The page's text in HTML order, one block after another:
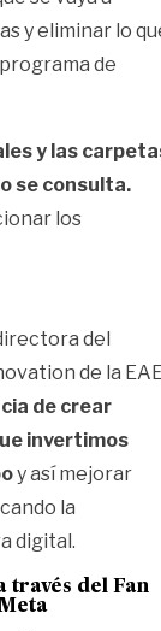
y eliminar lo
de
y las
se consulta.
los
del
de la
de crear
invertimos
y así mejorar
la
digital.
través del Fan